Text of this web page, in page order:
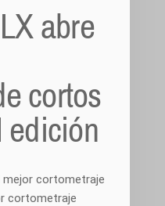
abre
cortos
edición
mejor cortometraje
cortometraje